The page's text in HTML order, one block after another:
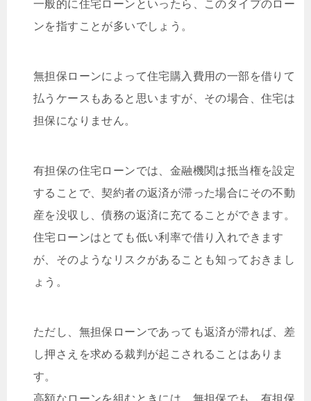
一般的に住宅ローンといったら、このタイプのロー
ンを指すことが多いでしょう。
無担保ローンによって住宅購入費用の一部を借りて
払うケースもあると思いますが、その場合、住宅は
担保になりません。
有担保の住宅ローンでは、金融機関は抵当権を設定
することで、契約者の返済が滞った場合にその不動
産を没収し、債務の返済に充てることができます。
住宅ローンはとても低い利率で借り入れできます
が、そのようなリスクがあることも知っておきまし
ょう。
ただし、無担保ローンであっても返済が滞れば、差
し押さえを求める裁判が起こされることはありま
す。
高額なローンを組むときには、無担保でも、有担保